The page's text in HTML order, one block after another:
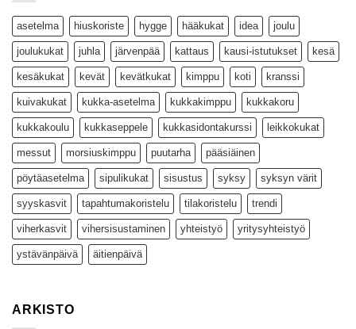
asetelma hiuskoriste hygge hääkukat idea joulu
joulukukat juhla järvenpää kattaus kausi-istutukset kesä
kesäkukat kevät kevätkukat kimppu koti kranssi
kuivakukat kukka-asetelma kukkakimppu kukkakoru
kukkakoulu kukkaseppele kukkasidontakurssi leikkokukat
messut morsiuskimppu puutarha pääsiäinen
pöytäasetelma sipulikukat sisustus syksy syksyn värit
syyskasvit tapahtumakoristelu tilakoristelu trendi
viherkasvit vihersisustaminen yhteistyö yritysyhteistyö
ystävänpäivä äitienpäivä
ARKISTO